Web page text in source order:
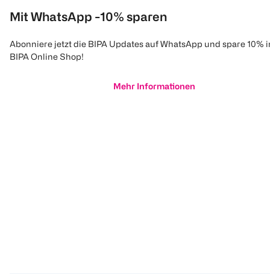
Mit WhatsApp -10% sparen
Abonniere jetzt die BIPA Updates auf WhatsApp und spare 10%
BIPA Online Shop!
Mehr Informationen